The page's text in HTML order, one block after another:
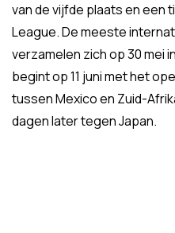
van de vijfde plaats en een
League. De meeste
verzamelen zich op 30 mei
begint op 11 juni met het
tussen Mexico en Zuid-
dagen later tegen Japan.